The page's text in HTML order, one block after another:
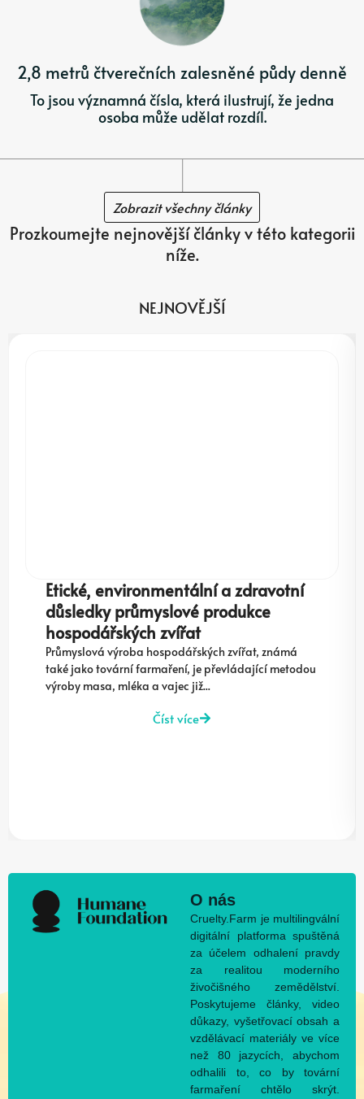
2,8 metrů čtverečních zalesněné půdy denně
To jsou významná čísla, která ilustrují, že jedna
osoba může udělat rozdíl.
Zobrazit všechny články
Prozkoumejte nejnovější články v této kategorii
níže.
NEJNOVĚJŠÍ
Etické, environmentální a zdravotní
důsledky průmyslové produkce
hospodářských zvířat
Průmyslová výroba hospodářských zvířat, známá
také jako tovární farmaření, je převládající metodou
výroby masa, mléka a vajec již...
Číst více
O nás
Cruelty.Farm je multilingvální
digitální platforma spuštěná
za účelem odhalení pravdy
za realitou moderního
živočišného zemědělství.
Poskytujeme články, video
důkazy, vyšetřovací obsah a
vzdělávací materiály ve více
než 80 jazycích, abychom
odhalili to, co by tovární
farmaření chtělo skrýt.